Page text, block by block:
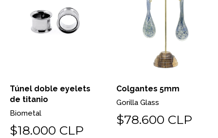
Túnel doble eyelets
de titanio
Biometal
$18.000 CLP
Colgantes 5mm
Gorilla Glass
$78.600 CLP